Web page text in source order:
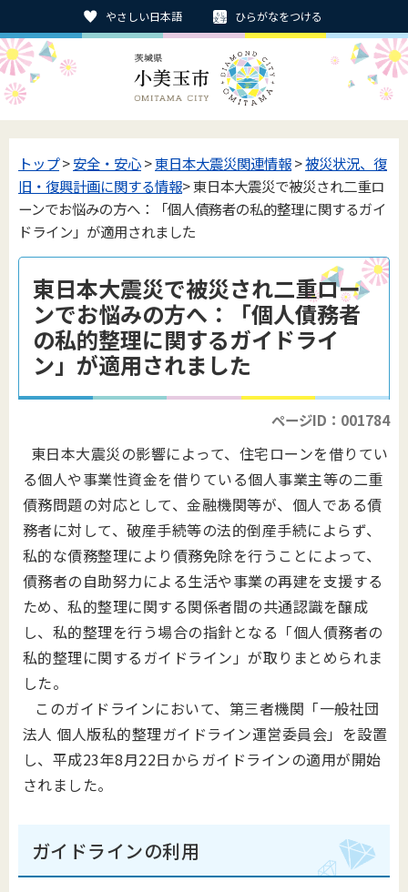
やさしい日本語 ひらがなをつける
トップ>安全・安心>東日本大震災関連情報>被災状況、復
旧・復興計画に関する情報> 東日本大震災で被災され二重ロ
ーンでお悩みの方へ：「個人債務者の私的整理に関するガイ
ドライン」が適用されました
東日本大震災で被災され二重ロー
ンでお悩みの方へ：「個人債務者
の私的整理に関するガイドライ
ン」が適用されました
ページID：001784
東日本大震災の影響によって、住宅ローンを借りてい
る個人や事業性資金を借りている個人事業主等の二重
債務問題の対応として、金融機関等が、個人である債
務者に対して、破産手続等の法的倒産手続によらず、
私的な債務整理により債務免除を行うことによって、
債務者の自助努力による生活や事業の再建を支援する
ため、私的整理に関する関係者間の共通認識を醸成
し、私的整理を行う場合の指針となる「個人債務者の
私的整理に関するガイドライン」が取りまとめられま
した。
このガイドラインにおいて、第三者機関「一般社団
法人 個人版私的整理ガイドライン運営委員会」を設置
し、平成23年8月22日からガイドラインの適用が開始
されました。
ガイドラインの利用